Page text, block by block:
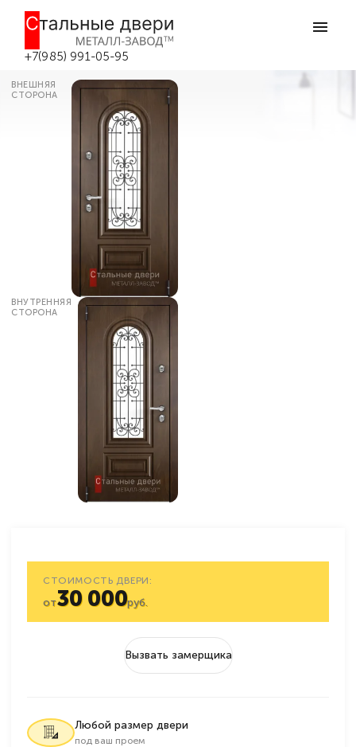
+7(985) 991-05-95
Остеклённая дверь с МДФ
накладкой №22 в Боровске
ВНЕШНЯЯ
СТОРОНА
ВНУТРЕННЯЯ
СТОРОНА
СТОИМОСТЬ ДВЕРИ:
от30 000руб.
Вызвать замерщика
Любой размер двери
под ваш проем